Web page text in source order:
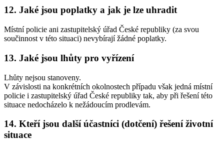
12. Jaké jsou poplatky a jak je lze uhradit
Místní policie ani zastupitelský úřad České republiky (za svou
součinnost v této situaci) nevybírají žádné poplatky.
13. Jaké jsou lhůty pro vyřízení
Lhůty nejsou stanoveny.
V závislosti na konkrétních okolnostech případu však jedná místní
policie i zastupitelský úřad České republiky tak, aby při řešení této
situace nedocházelo k nežádoucím prodlevám.
14. Kteří jsou další účastníci (dotčení) řešení životní
situace